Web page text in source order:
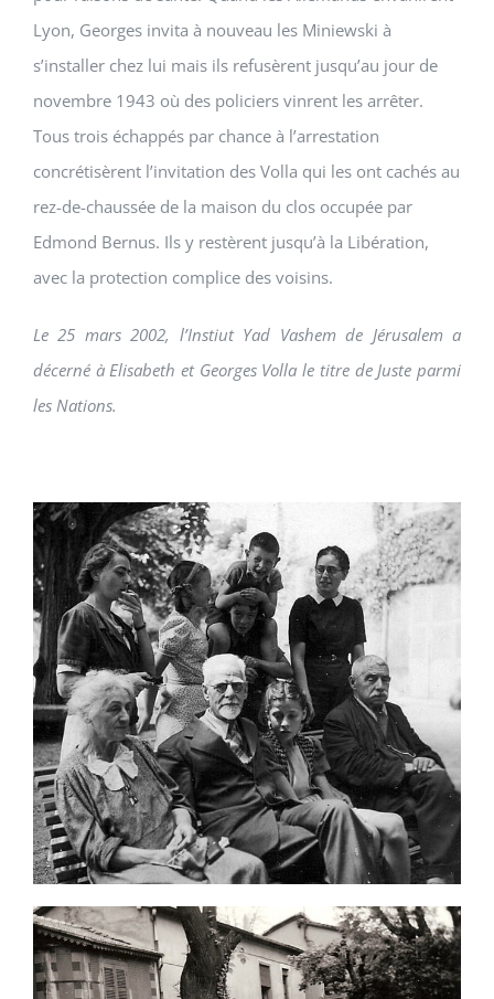
Lyon, Georges invita à nouveau les Miniewski à
s’installer chez lui mais ils refusèrent jusqu’au jour de
novembre 1943 où des policiers vinrent les arrêter.
Tous trois échappés par chance à l’arrestation
concrétisèrent l’invitation des Volla qui les ont cachés au
rez-de-chaussée de la maison du clos occupée par
Edmond Bernus. Ils y restèrent jusqu’à la Libération,
avec la protection complice des voisins.
Le 25 mars 2002, l’Instiut Yad Vashem de Jérusalem a
décerné à Elisabeth et Georges Volla le titre de Juste parmi
les Nations.